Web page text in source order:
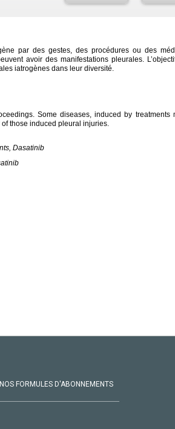
par des gestes, des procédures ou des
avoir des manifestations pleurales.
iatrogènes dans leur diversité.
Some diseases, induced by treatments
those induced pleural injuries.
Dasatinib
NOS FORMULES D'ABONNEMENTS